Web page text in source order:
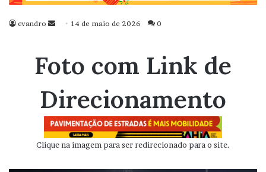
evandro
Mande
mail
14 de maio de 2026 0
Foto com Link de
Direcionamento
Clique na imagem para ser redirecionado para o site.